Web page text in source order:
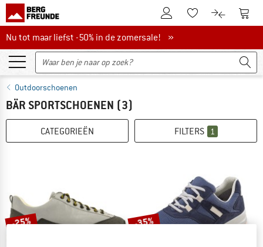
De klantenaccount
Naar deNaar de
Nu tot maar liefst -50% in de zomersale!
Nu tot maar liefst -50% in de zomersale! »
Outdoorschoenen
BÄR SPORTSCHOENEN (3)
CATEGORIEËN FILTERS 1
-25% -35%